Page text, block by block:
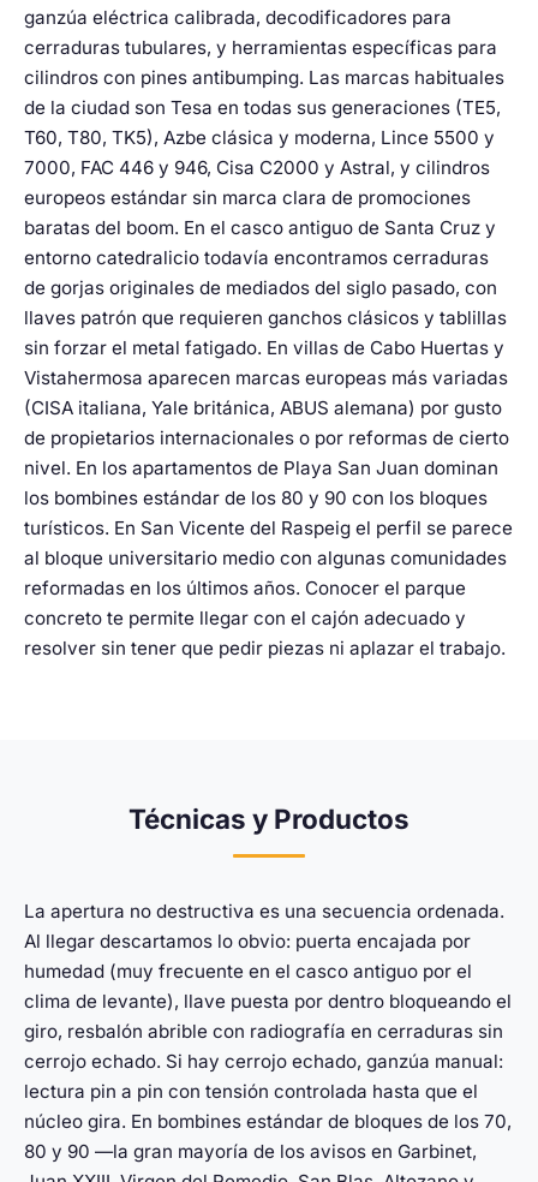
ganzúa eléctrica calibrada, decodificadores para
cerraduras tubulares, y herramientas específicas para
cilindros con pines antibumping. Las marcas habituales
de la ciudad son Tesa en todas sus generaciones (TE5,
T60, T80, TK5), Azbe clásica y moderna, Lince 5500 y
7000, FAC 446 y 946, Cisa C2000 y Astral, y cilindros
europeos estándar sin marca clara de promociones
baratas del boom. En el casco antiguo de Santa Cruz y
entorno catedralicio todavía encontramos cerraduras
de gorjas originales de mediados del siglo pasado, con
llaves patrón que requieren ganchos clásicos y tablillas
sin forzar el metal fatigado. En villas de Cabo Huertas y
Vistahermosa aparecen marcas europeas más variadas
(CISA italiana, Yale británica, ABUS alemana) por gusto
de propietarios internacionales o por reformas de cierto
nivel. En los apartamentos de Playa San Juan dominan
los bombines estándar de los 80 y 90 con los bloques
turísticos. En San Vicente del Raspeig el perfil se parece
al bloque universitario medio con algunas comunidades
reformadas en los últimos años. Conocer el parque
concreto te permite llegar con el cajón adecuado y
resolver sin tener que pedir piezas ni aplazar el trabajo.
Técnicas y Productos
La apertura no destructiva es una secuencia ordenada.
Al llegar descartamos lo obvio: puerta encajada por
humedad (muy frecuente en el casco antiguo por el
clima de levante), llave puesta por dentro bloqueando el
giro, resbalón abrible con radiografía en cerraduras sin
cerrojo echado. Si hay cerrojo echado, ganzúa manual:
lectura pin a pin con tensión controlada hasta que el
núcleo gira. En bombines estándar de bloques de los 70,
80 y 90 —la gran mayoría de los avisos en Garbinet,